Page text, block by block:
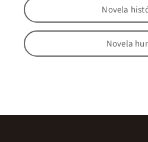
Novela
Novela